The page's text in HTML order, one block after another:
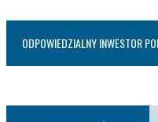
ODPOWIEDZIALNY INWESTOR